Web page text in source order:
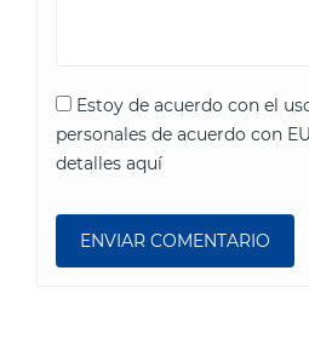
Estoy de acuerdo con el
personales de acuerdo con
detalles aquí